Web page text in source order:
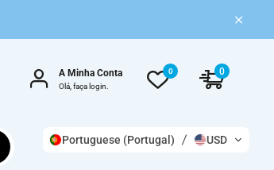
A Minha Conta
Olá, faça login.
0 0
Portuguese (Portugal) USD